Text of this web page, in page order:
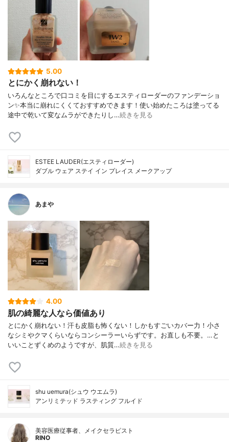
5.00
とにかく崩れない！
いろんなところで口コミを目にするエスティローダーのファンデーショ
ン✨本当に崩れにくくておすすめできます！使い始めたころは塗ってる
途中で乾いて変なムラができたりし…続きを見る
ESTEE LAUDER(エスティローダー)
ダブル ウェア ステイ イン プレイス メークアップ
あまや
4.00
肌の綺麗な人なら価値あり
とにかく崩れない！汗も皮脂も怖くない！しかもすごいカバー力！小さ
なシミやクマくらいならコンシーラーいらずです。お直しも不要。…と
いいことずくめのようですが、肌質…続きを見る
shu uemura(シュウ ウエムラ)
アンリミテッド ラスティング フルイド
美容医療従事者、メイクセラピスト
RINO